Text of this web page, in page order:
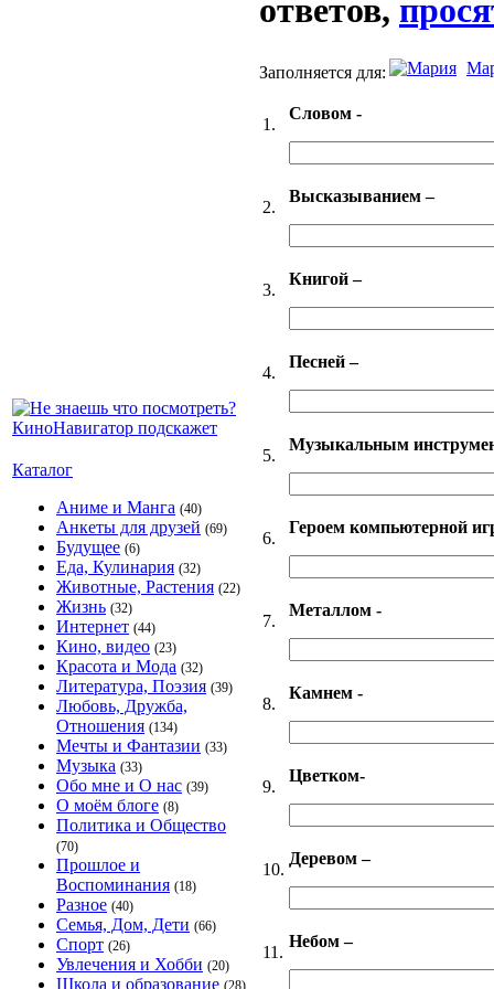
Каталог
Аниме и Манга (40)
Анкеты для друзей (69)
Будущее (6)
Еда, Кулинария (32)
Животные, Растения (22)
Жизнь (32)
Интернет (44)
Кино, видео (23)
Красота и Мода (32)
Литература, Поэзия (39)
Любовь, Дружба,
Отношения (134)
Мечты и Фантазии (33)
Музыка (33)
Обо мне и О нас (39)
О моём блоге (8)
Политика и Общество
(70)
Прошлое и
Воспоминания (18)
Разное (40)
Семья, Дом, Дети (66)
Спорт (26)
Увлечения и Хобби (20)
Школа и образование (28)
ответов,
Заполняется для:
1.
Словом -
2.
Высказыванием –
3.
Книгой –
4.
Песней –
5.
Музыкальным
6.
Героем компьютерной
7.
Металлом -
8.
Камнем -
9.
Цветком-
10.
Деревом –
11.
Небом –